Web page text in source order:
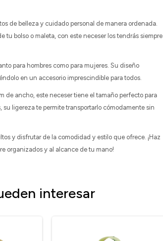
de belleza y cuidado personal de manera ordenada.
tu bolso o maleta, con este neceser los tendrás siempre
para hombres como para mujeres. Su diseño
en un accesorio imprescindible para todos.
de ancho, este neceser tiene el tamaño perfecto para
su ligereza te permite transportarlo cómodamente sin
y disfrutar de la comodidad y estilo que ofrece. ¡Haz
organizados y al alcance de tu mano!
interesar